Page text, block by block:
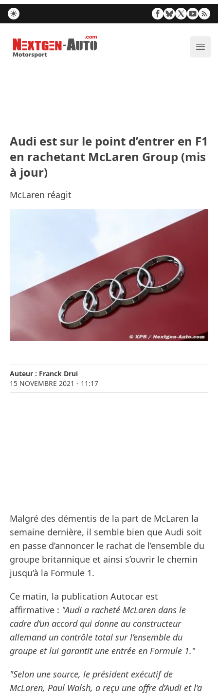
Nextgen-Auto.com
Audi est sur le point d’entrer en F1
en rachetant McLaren Group (mis
à jour)
McLaren réagit
Auteur : Franck Drui
15 NOVEMBRE 2021 - 11:17
Malgré des démentis de la part de McLaren la
semaine dernière, il semble bien que Audi soit
en passe d’annoncer le rachat de l’ensemble du
groupe britannique et ainsi s’ouvrir le chemin
jusqu’à la Formule 1.
Ce matin, la publication Autocar est
affirmative : "Audi a racheté McLaren dans le
cadre d’un accord qui donne au constructeur
allemand un contrôle total sur l’ensemble du
groupe et lui garantit une entrée en Formule 1."
"Selon une source, le président exécutif de
McLaren, Paul Walsh, a reçu une offre d’Audi et l’a